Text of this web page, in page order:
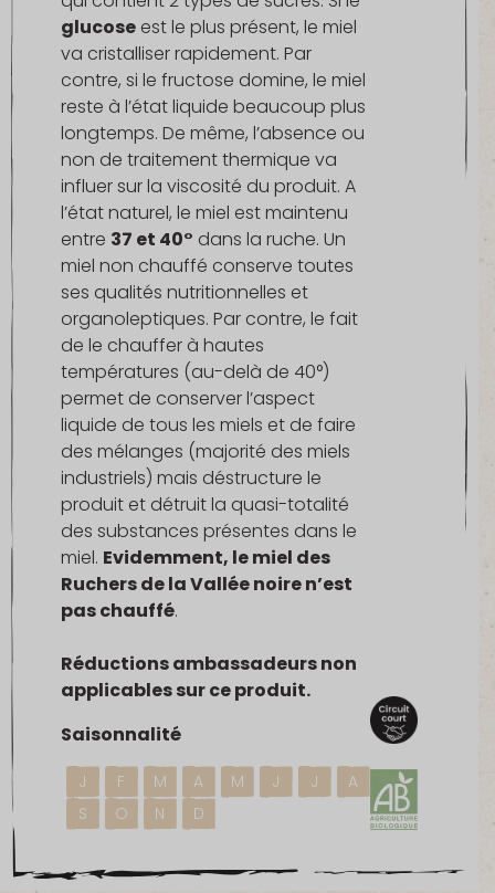
glucose est le plus présent, le miel
va cristalliser rapidement. Par
contre, si le fructose domine, le miel
reste à l’état liquide beaucoup plus
longtemps. De même, l’absence ou
non de traitement thermique va
influer sur la viscosité du produit. A
l’état naturel, le miel est maintenu
entre 37 et 40° dans la ruche. Un
miel non chauffé conserve toutes
ses qualités nutritionnelles et
organoleptiques. Par contre, le fait
de le chauffer à hautes
températures (au-delà de 40°)
permet de conserver l’aspect
liquide de tous les miels et de faire
des mélanges (majorité des miels
industriels) mais déstructure le
produit et détruit la quasi-totalité
des substances présentes dans le
miel. Evidemment, le miel des
Ruchers de la Vallée noire n’est
pas chauffé.
Réductions ambassadeurs non
applicables sur ce produit.
Saisonnalité
J F M A M J J
A
S
O N D